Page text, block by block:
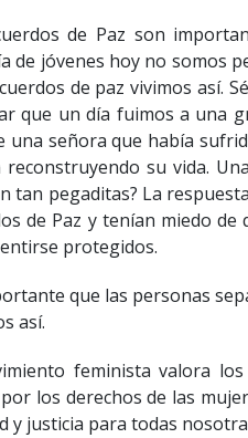
de Paz son
de jóvenes hoy no somos
de paz vivimos así.
que un día fuimos a una
una señora que había
su vida.
tan pegaditas? La
de Paz y tenían miedo
protegidos.
que las personas
así.
feminista valora
los derechos de las
y justicia para todas